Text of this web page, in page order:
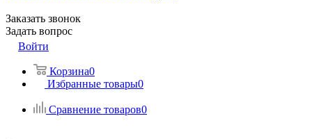
Заказать звонок
Задать вопрос
Войти
Корзина0
Избранные товары0
Сравнение товаров0